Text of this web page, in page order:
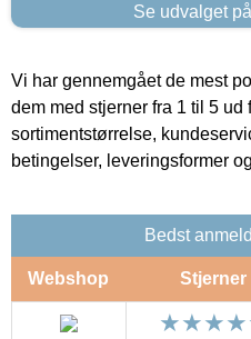
Se udvalget
Vi har gennemgået de mest
dem med stjerner fra 1 til 5 ud
sortimentstørrelse,
betingelser, leveringsformer
Bedst
Webshop Stjerner